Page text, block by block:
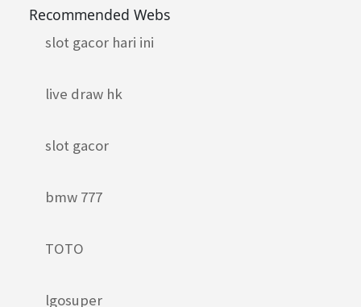
Recommended Webs
slot gacor hari ini
live draw hk
slot gacor
bmw 777
TOTO
lgosuper